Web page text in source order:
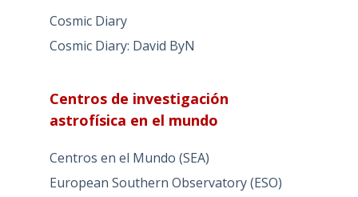
Cosmic Diary
Cosmic Diary: David ByN
Centros de investigación
astrofísica en el mundo
Centros en el Mundo (SEA)
European Southern Observatory (ESO)